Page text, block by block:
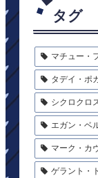
タグ
マチュー・
タデイ・ポ
シクロクロ
エガン・ベ
マーク・カ
ゲラント・